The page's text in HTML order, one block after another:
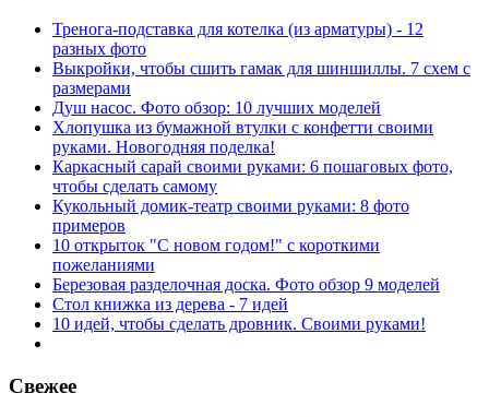
Тренога-подставка для котелка (из арматуры) - 12
разных фото
Выкройки, чтобы сшить гамак для шиншиллы. 7 схем с
размерами
Душ насос. Фото обзор: 10 лучших моделей
Хлопушка из бумажной втулки с конфетти своими
руками. Новогодняя поделка!
Каркасный сарай своими руками: 6 пошаговых фото,
чтобы сделать самому
Кукольный домик-театр своими руками: 8 фото
примеров
10 открыток "С новом годом!" с короткими
пожеланиями
Березовая разделочная доска. Фото обзор 9 моделей
Стол книжка из дерева - 7 идей
10 идей, чтобы сделать дровник. Своими руками!
Свежее